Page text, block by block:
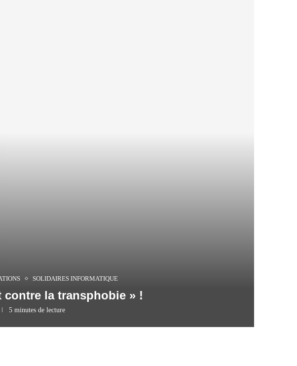
SOLIDAIRES INFORMATIQUE
la transphobie » !
5 minutes de lecture